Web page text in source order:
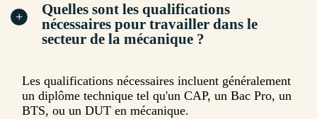
Quelles sont les qualifications
nécessaires pour travailler dans le
secteur de la mécanique ?
Les qualifications nécessaires incluent généralement
un diplôme technique tel qu'un CAP, un Bac Pro, un
BTS, ou un DUT en mécanique.